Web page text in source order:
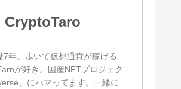
CryptoTaro
7年。歩いて仮想通貨が稼げる
が好き。国産NFTプロジェク
」にハマってます。一緒に